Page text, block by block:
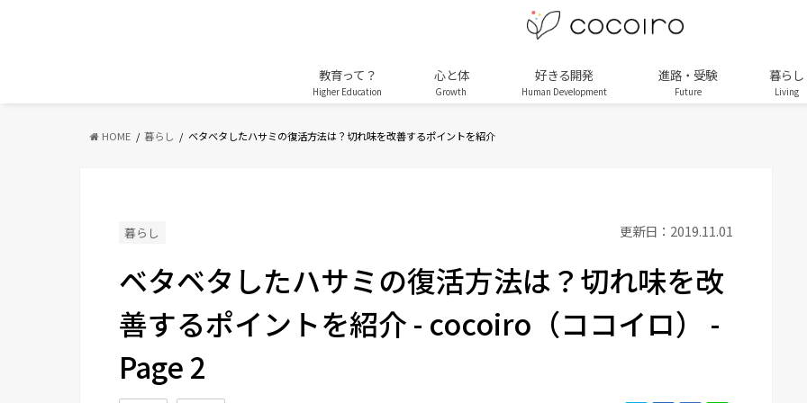
教育って？
Higher Education
心と体
Growth
好きる開発
Human Development
進路・受験
Future
暮らし
Living
HOME 暮らし ベタベタしたハサミの復活方法は？切れ味を改善するポイントを紹介
暮らし 更新日：2019.11.01
ベタベタしたハサミの復活方法は？切れ味を改
善するポイントを紹介 - cocoiro（ココイロ） -
Page 2